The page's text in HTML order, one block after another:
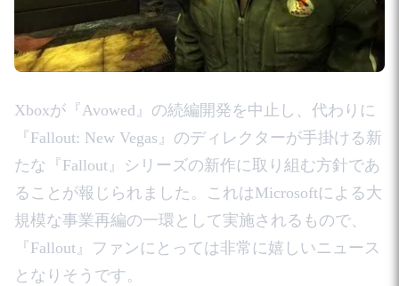
Xboxが『Avowed』の続編開発を中止し、代わりに
『Fallout: New Vegas』のディレクターが手掛ける新
たな『Fallout』シリーズの新作に取り組む方針であ
ることが報じられました。これはMicrosoftによる大
規模な事業再編の一環として実施されるもので、
『Fallout』ファンにとっては非常に嬉しいニュース
となりそうです。